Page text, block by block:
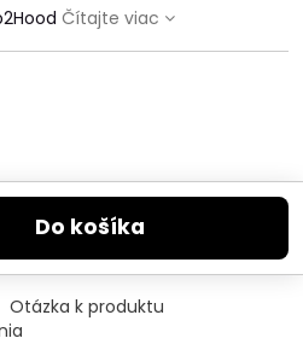
Čítajte viac
Do košíka
Otázka k produktu